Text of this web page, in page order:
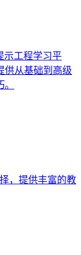
示工程学习平
供从基础到高级
，提供丰富的教